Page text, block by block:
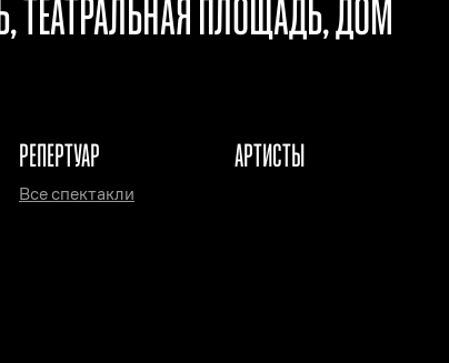
ТЕАТРАЛЬНАЯ ПЛОЩАДЬ, ДОМ
РЕПЕРТУАР
Все спектакли
АРТИСТЫ